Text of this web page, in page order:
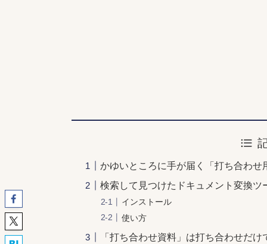
かゆいところに手が届く「打ち合わせ
検索して見つけたドキュメント変換ツ
インストール
使い方
「打ち合わせ資料」は打ち合わせだ